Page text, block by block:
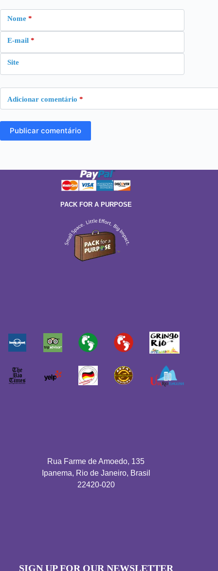
Nome *
E-mail *
Site
Adicionar comentário *
Publicar comentário
PACK FOR A PURPOSE
Rua Farme de Amoedo, 135
Ipanema, Rio de Janeiro, Brasil
22420-020
SIGN UP FOR OUR NEWSLETTER